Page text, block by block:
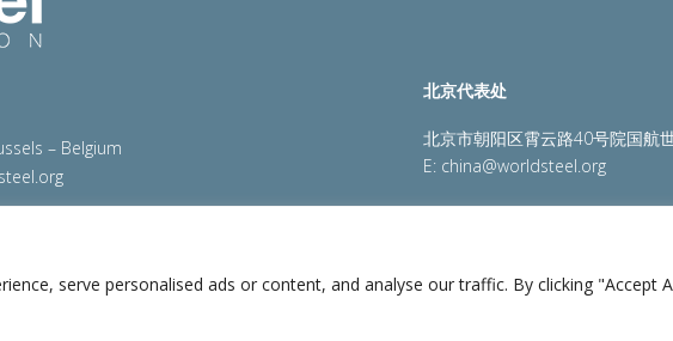
serve personalised ads or content, and analyse our traffic. By clicking "Accept
– Belgium
北京代表处
北京市朝阳区霄云路40号院国航
E: china@worldsteel.org